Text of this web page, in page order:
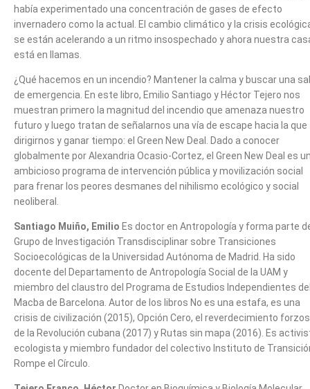
había experimentado una concentración de gases de efecto
invernadero como la actual. El cambio climático y la crisis
se están acelerando a un ritmo insospechado y ahora nuestra
está en llamas.
¿Qué hacemos en un incendio? Mantener la calma y buscar una
de emergencia. En este libro, Emilio Santiago y Héctor Tejero nos
muestran primero la magnitud del incendio que amenaza nuestro
futuro y luego tratan de señalarnos una vía de escape hacia la que
dirigirnos y ganar tiempo: el Green New Deal. Dado a conocer
globalmente por Alexandria Ocasio-Cortez, el Green New Deal es
ambicioso programa de intervención pública y movilización social
para frenar los peores desmanes del nihilismo ecológico y social
neoliberal.
Santiago Muiño, Emilio Es doctor en Antropología y forma parte
Grupo de Investigación Transdisciplinar sobre Transiciones
Socioecológicas de la Universidad Autónoma de Madrid. Ha sido
docente del Departamento de Antropología Social de la UAM y
miembro del claustro del Programa de Estudios Independientes
Macba de Barcelona. Autor de los libros No es una estafa, es una
crisis de civilización (2015), Opción Cero, el reverdecimiento
de la Revolución cubana (2017) y Rutas sin mapa (2016). Es
ecologista y miembro fundador del colectivo Instituto de
Rompe el Círculo.